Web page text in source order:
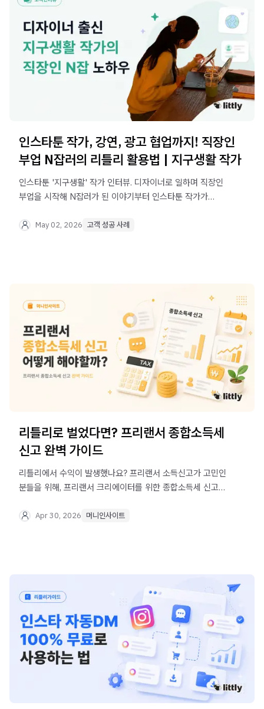
인스타툰 작가, 강연, 광고 협업까지! 직장인
부업 N잡러의 리틀리 활용법 | 지구생활 작가
인스타툰 '지구생활' 작가 인터뷰. 디자이너로 일하며 직장인
부업을 시작해 N잡러가 된 이야기부터 인스타툰 작가가
솔직한 조언까지 한 번에 만나보세요.
May 02, 2026 고객 성공 사례
리틀리로 벌었다면? 프리랜서 종합소득세
신고 완벽 가이드
리틀리에서 수익이 발생했나요? 프리랜서 소득신고가 고민인
분들을 위해, 프리랜서 크리에이터를 위한 종합소득세 신고
Apr 30, 2026 머니인사이트